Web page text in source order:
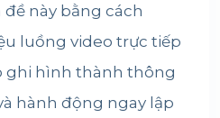
đề này bằng cách
luồng video trực tiếp
ghi hình thành thông
hành động ngay lập